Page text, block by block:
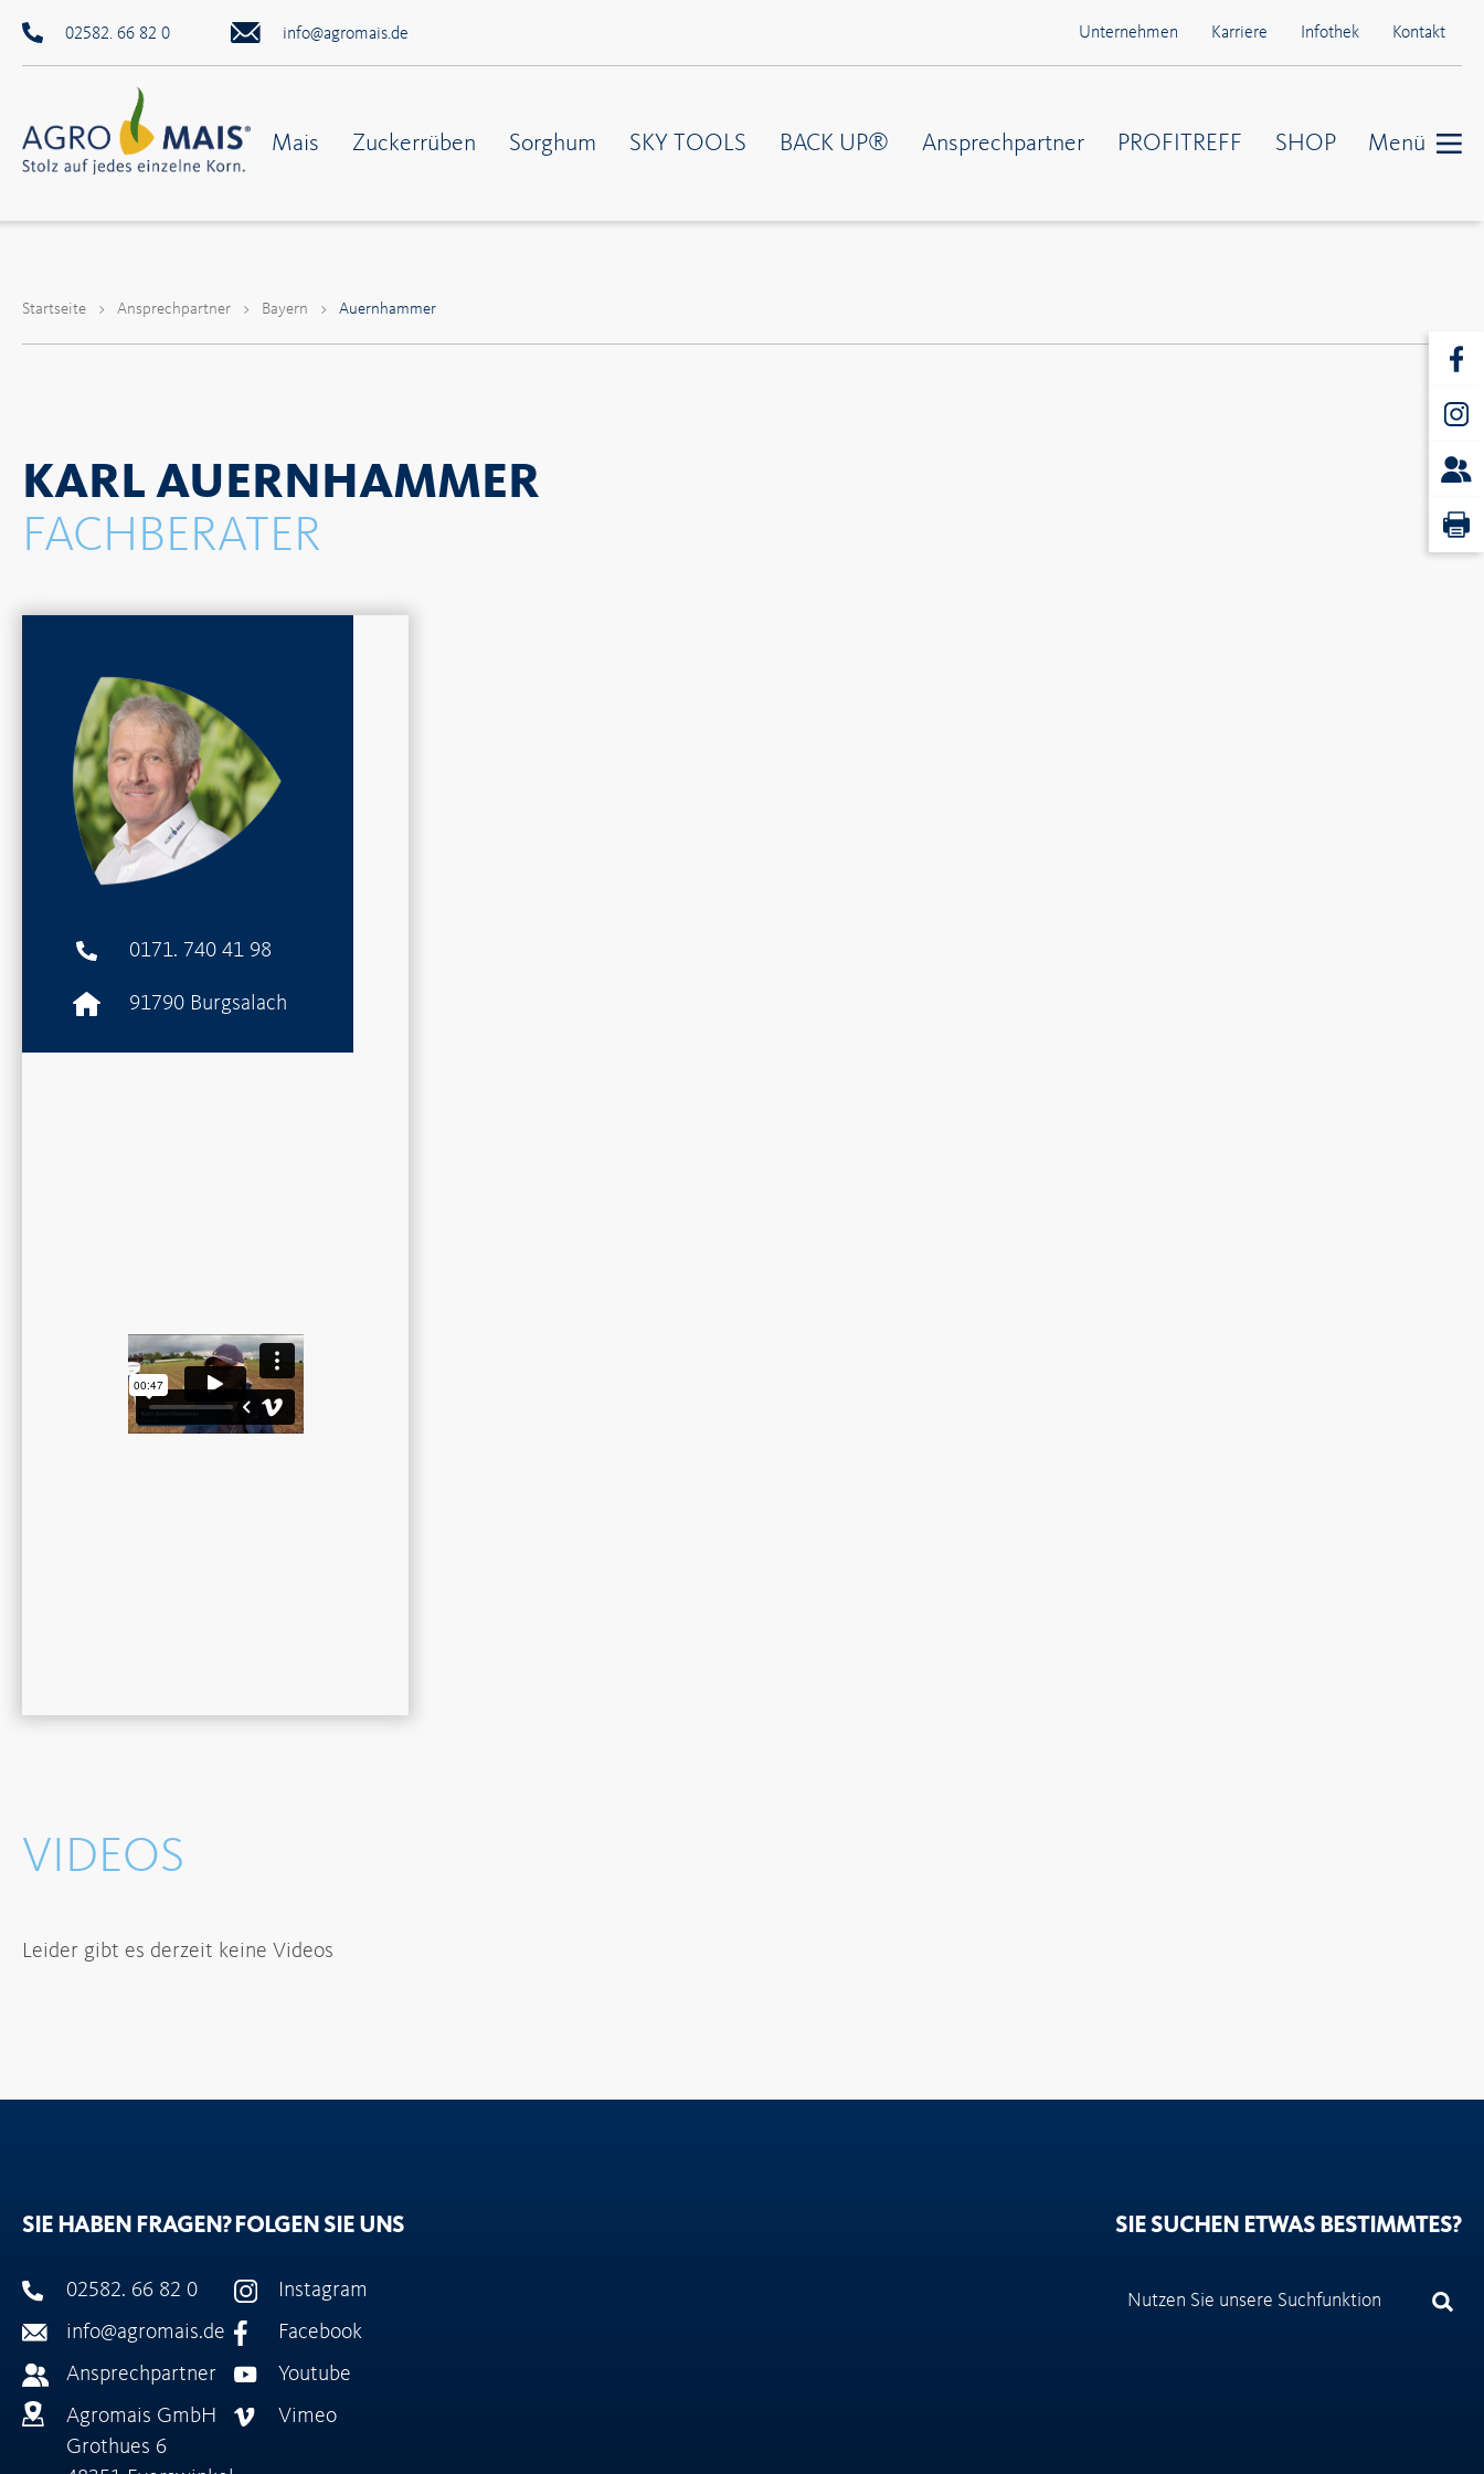
02582. 66 82 0 info@agromais.de Unternehmen Karriere Infothek Kontakt
Mais Zuckerrüben Sorghum SKY TOOLS BACK UP® Ansprechpartner PROFITREFF SHOP Menü
Startseite > Ansprechpartner > Bayern > Auernhammer
KARL AUERNHAMMER
FACHBERATER
0171. 740 41 98
91790 Burgsalach
VIDEOS
Leider gibt es derzeit keine Videos
SIE HABEN FRAGEN?
02582. 66 82 0
info@agromais.de
Ansprechpartner
Agromais GmbH
Grothues 6
FOLGEN SIE UNS
Instagram
Facebook
Youtube
Vimeo
SIE SUCHEN ETWAS BESTIMMTES?